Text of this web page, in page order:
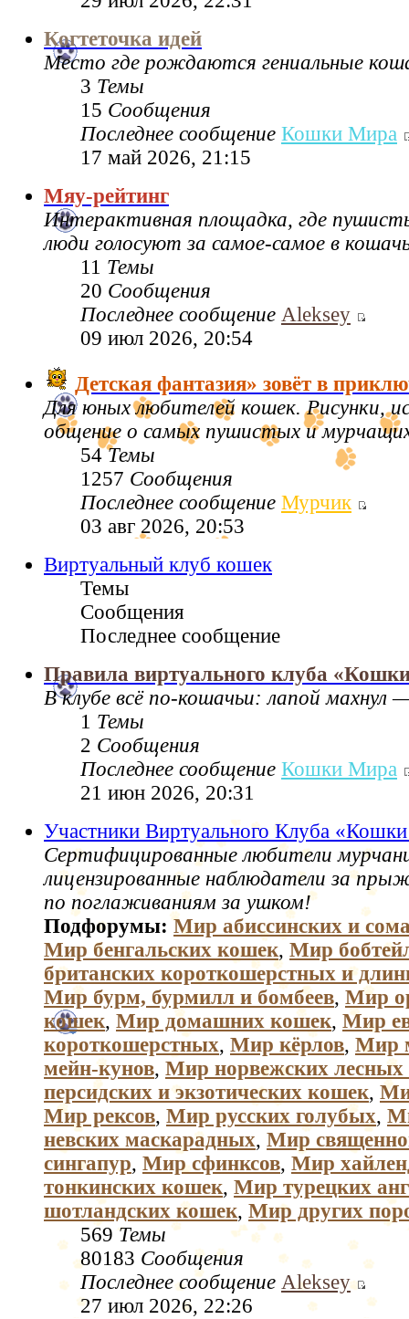
Когтеточка идей
Место где рождаются гениальные
3 Темы
15 Сообщения
Последнее сообщение Кошки Мира
17 май 2026, 21:15
Мяу-рейтинг
Интерактивная площадка, где
люди голосуют за самое-самое в
11 Темы
20 Сообщения
Последнее сообщение Aleksey
09 июл 2026, 20:54
Детская фантазия» зовёт в
Для юных любителей кошек. Рисунки,
общение о самых пушистых и
54Темы
1257 Сообщения
Последнее сообщение Мурчик
03 авг 2026, 20:53
Виртуальный клуб кошек
Темы
Сообщения
Последнее сообщение
Правила виртуального клуба
В клубе всё по‑кошачьи: лапой махнул
1 Темы
2 Сообщения
Последнее сообщение Кошки Мира
21 июн 2026, 20:31
Участники Виртуального Клуба
Сертифицированные любители
лицензированные наблюдатели за
по поглаживаниям за ушком!
Подфорумы:Мир абиссинских и
Мир бенгальских кошек, Мир
британских короткошерстных и
Мир бурм, бурмилл и бомбеев, Мир
кошек, Мир домашних кошек, Мир
короткошерстных, Мир кёрлов, Мир
мейн-кунов, Мир норвежских
персидских и экзотических кошек,
Мир рексов, Мир русских голубых,
невских маскарадных, Мир
сингапур, Мир сфинксов, Мир
тонкинских кошек, Мир турецких
шотландских кошек, Мир других
569 Темы
80183 Сообщения
Последнее сообщение Aleksey
27 июл 2026, 22:26